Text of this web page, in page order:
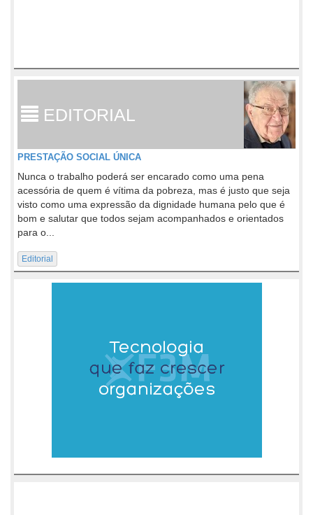
EDITORIAL
PRESTAÇÃO SOCIAL ÚNICA
Nunca o trabalho poderá ser encarado como uma pena
acessória de quem é vítima da pobreza, mas é justo que seja
visto como uma expressão da dignidade humana pelo que é
bom e salutar que todos sejam acompanhados e orientados
para o...
Editorial